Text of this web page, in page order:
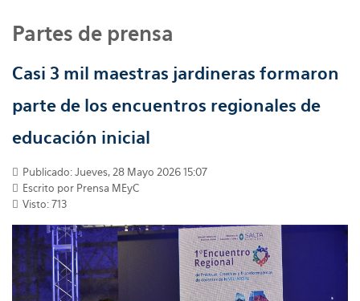
Partes de prensa
Casi 3 mil maestras jardineras formaron
parte de los encuentros regionales de
educación inicial
Publicado: Jueves, 28 Mayo 2026 15:07
Escrito por Prensa MEyC
Visto: 713